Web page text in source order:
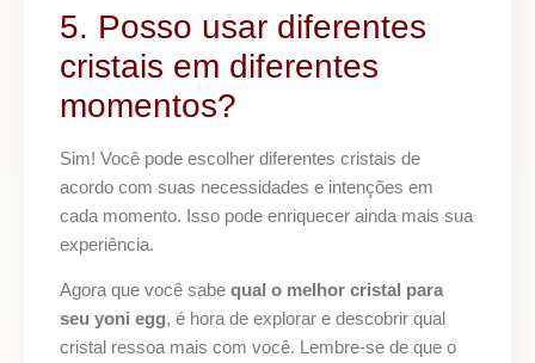
5. Posso usar diferentes
cristais em diferentes
momentos?
Sim! Você pode escolher diferentes cristais de
acordo com suas necessidades e intenções em
cada momento. Isso pode enriquecer ainda mais sua
experiência.
Agora que você sabe qual o melhor cristal para
seu yoni egg, é hora de explorar e descobrir qual
cristal ressoa mais com você. Lembre-se de que o